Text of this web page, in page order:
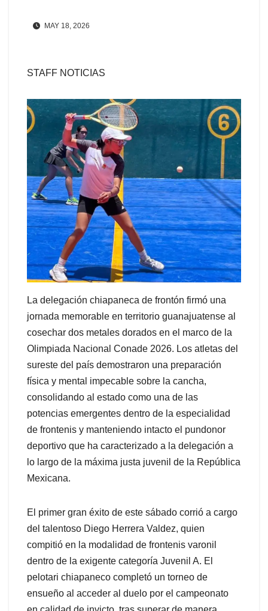
MAY 18, 2026
STAFF NOTICIAS
La delegación chiapaneca de frontón firmó una
jornada memorable en territorio guanajuatense al
cosechar dos metales dorados en el marco de la
Olimpiada Nacional Conade 2026. Los atletas del
sureste del país demostraron una preparación
física y mental impecable sobre la cancha,
consolidando al estado como una de las
potencias emergentes dentro de la especialidad
de frontenis y manteniendo intacto el pundonor
deportivo que ha caracterizado a la delegación a
lo largo de la máxima justa juvenil de la República
Mexicana.
El primer gran éxito de este sábado corrió a cargo
del talentoso Diego Herrera Valdez, quien
compitió en la modalidad de frontenis varonil
dentro de la exigente categoría Juvenil A. El
pelotari chiapaneco completó un torneo de
ensueño al acceder al duelo por el campeonato